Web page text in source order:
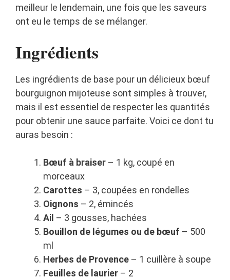
meilleur le lendemain, une fois que les saveurs
ont eu le temps de se mélanger.
Ingrédients
Les ingrédients de base pour un délicieux bœuf
bourguignon mijoteuse sont simples à trouver,
mais il est essentiel de respecter les quantités
pour obtenir une sauce parfaite. Voici ce dont tu
auras besoin :
Bœuf à braiser – 1 kg, coupé en
morceaux
Carottes – 3, coupées en rondelles
Oignons – 2, émincés
Ail – 3 gousses, hachées
Bouillon de légumes ou de bœuf – 500
ml
Herbes de Provence – 1 cuillère à soupe
Feuilles de laurier – 2